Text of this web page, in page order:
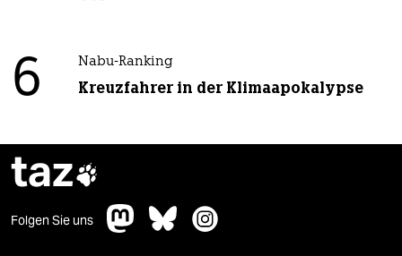
6 Nabu-Ranking
Kreuzfahrer in der Klimaapokalypse
taz
Folgen Sie uns